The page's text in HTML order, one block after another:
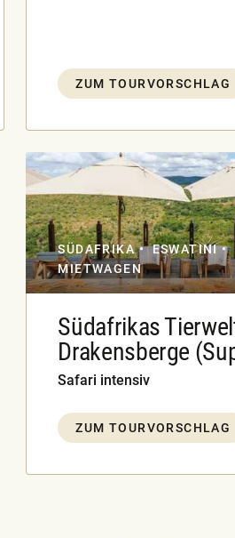
ZUM TOURVORSCHLAG
SÜDAFRIKA
ESWATINI
MIETWAGEN
Südafrikas
Drakensberge
Safari intensiv
ZUM TOURVORSCHLAG